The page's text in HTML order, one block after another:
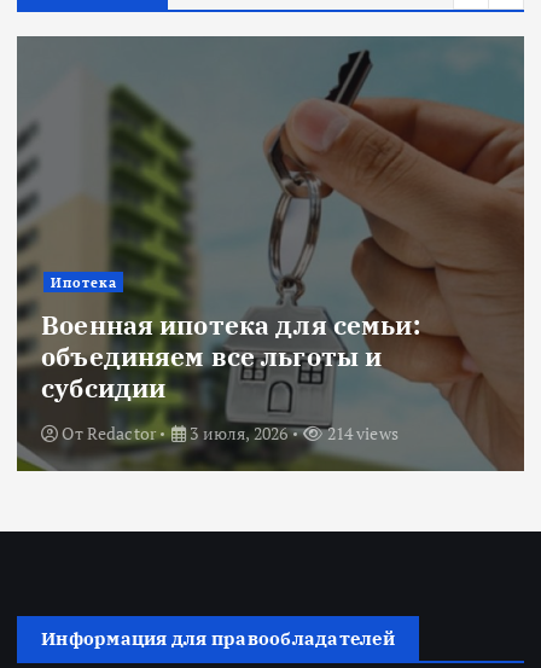
Ипотека
Военная ипотека для семьи:
объединяем все льготы и
субсидии
ОтRedactor 3 июля, 2026 214 views
Информация для правообладателей